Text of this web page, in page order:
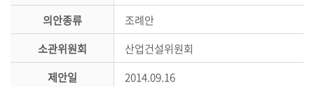
민
의안종류
조례안
소관위원회
산업건설위원회
제안일
2014.09.16